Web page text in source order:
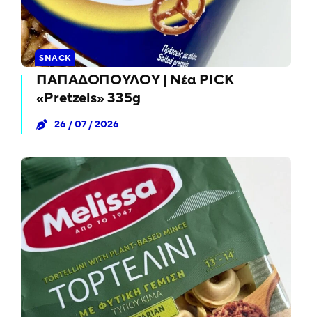
SNACK
ΠΑΠΑΔΟΠΟΥΛΟΥ | Νέα PICK
«Pretzels» 335g
26 / 07 / 2026